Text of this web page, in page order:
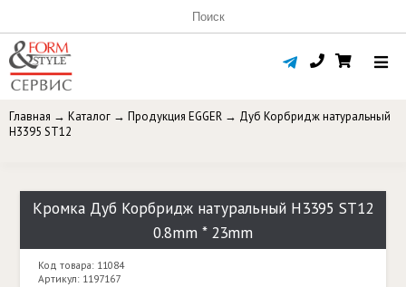
Главная → Каталог → Продукция EGGER → Дуб Корбридж натуральный
H3395 ST12
Кромка Дуб Корбридж натуральный H3395 ST12
0.8mm * 23mm
Код товара: 11084
Артикул: 1197167